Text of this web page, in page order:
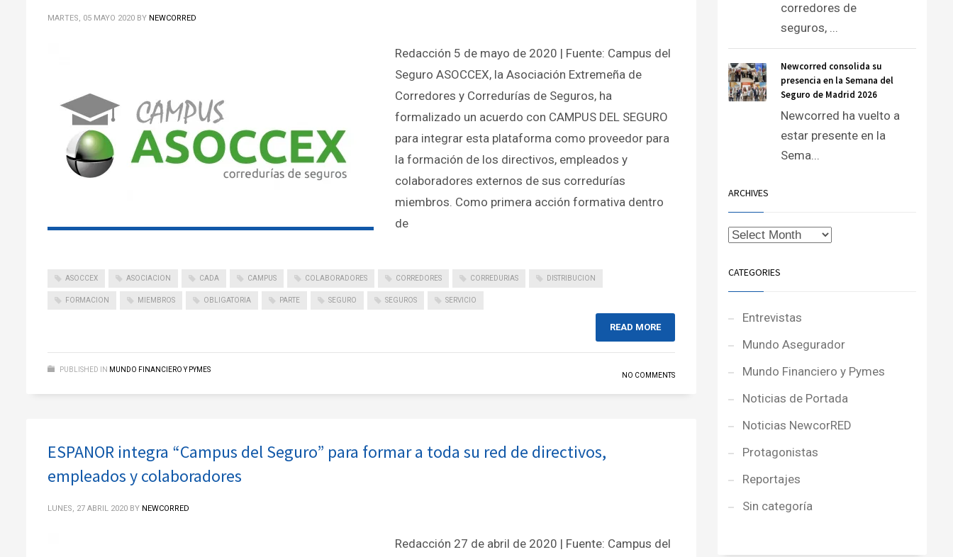
MARTES, 05 MAYO 2020 BY NEWCORRED
Redacción 5 de mayo de 2020 | Fuente: Campus del
Seguro ASOCCEX, la Asociación Extremeña de
Corredores y Corredurías de Seguros, ha
formalizado un acuerdo con CAMPUS DEL SEGURO
para integrar esta plataforma como proveedor para
la formación de los directivos, empleados y
colaboradores externos de sus corredurías
miembros. Como primera acción formativa dentro
de
ASOCCEX ASOCIACION CADA CAMPUS COLABORADORES CORREDORES CORREDURIAS DISTRIBUCION
FORMACION MIEMBROS OBLIGATORIA PARTE SEGURO SEGUROS SERVICIO
READ MORE
PUBLISHED IN MUNDO FINANCIERO Y PYMES
NO COMMENTS
ESPANOR integra “Campus del Seguro” para formar a toda su red de directivos,
empleados y colaboradores
LUNES, 27 ABRIL 2020 BY NEWCORRED
Redacción 27 de abril de 2020 | Fuente: Campus del
corredores de
seguros, ...
Newcorred consolida su
presencia en la Semana del
Seguro de Madrid 2026
Newcorred ha vuelto a
estar presente en la
Sema...
ARCHIVES
CATEGORIES
Entrevistas
Mundo Asegurador
Mundo Financiero y Pymes
Noticias de Portada
Noticias NewcorRED
Protagonistas
Reportajes
Sin categoría